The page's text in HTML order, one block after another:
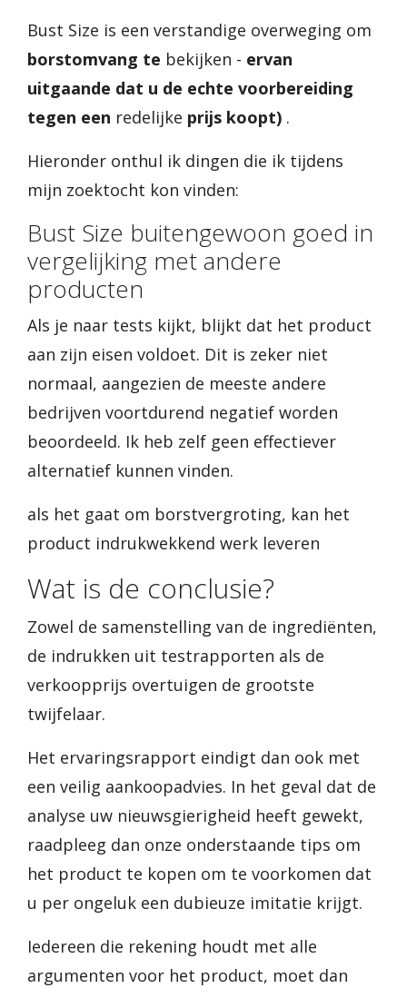
Bust Size is een verstandige overweging om
borstomvang te bekijken - ervan
uitgaande dat u de echte voorbereiding
tegen een redelijke prijs koopt) .
Hieronder onthul ik dingen die ik tijdens
mijn zoektocht kon vinden:
Bust Size buitengewoon goed in
vergelijking met andere
producten
Als je naar tests kijkt, blijkt dat het product
aan zijn eisen voldoet. Dit is zeker niet
normaal, aangezien de meeste andere
bedrijven voortdurend negatief worden
beoordeeld. Ik heb zelf geen effectiever
alternatief kunnen vinden.
als het gaat om borstvergroting, kan het
product indrukwekkend werk leveren
Wat is de conclusie?
Zowel de samenstelling van de ingrediënten,
de indrukken uit testrapporten als de
verkoopprijs overtuigen de grootste
twijfelaar.
Het ervaringsrapport eindigt dan ook met
een veilig aankoopadvies. In het geval dat de
analyse uw nieuwsgierigheid heeft gewekt,
raadpleeg dan onze onderstaande tips om
het product te kopen om te voorkomen dat
u per ongeluk een dubieuze imitatie krijgt.
Iedereen die rekening houdt met alle
argumenten voor het product, moet dan